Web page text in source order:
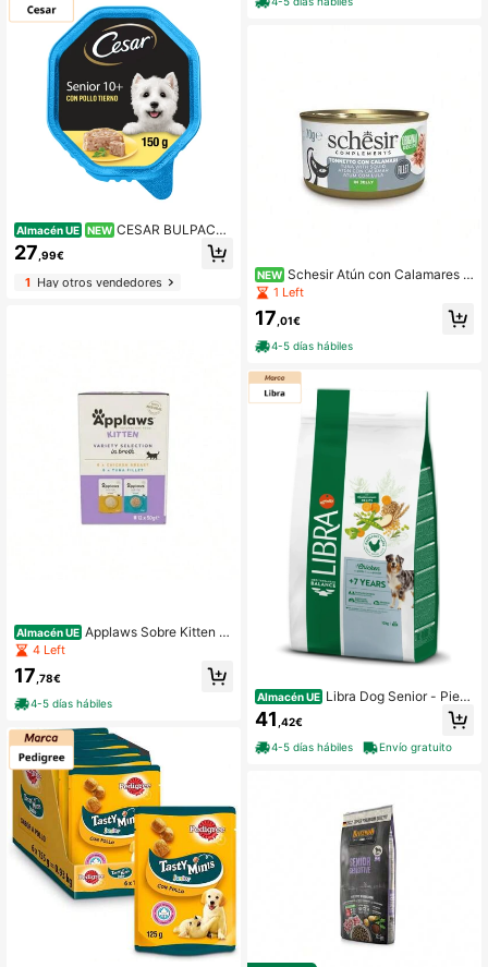
Almacén UE NEW CESAR BULPACK
SENIOR 10+ 28 paquetes
27 ,99€
1Hay otros vendedores
Almacén UE Applaws Sobre Kitten S
elección en Caldo para Gatos - 12 x
50 g
4 Left
17,78€
4-5 días hábiles
NEW Schesir Atún con Calamares e
n Gelatina - Comida Humeda Comp
lementaria para Gatos - 70 g
1 Left
17,01€
4-5 días hábiles
Almacén UE Libra Dog Senior - Piens
o para Perros Mayores de 7 Años -
12 Kg
41 ,42€
4-5 días hábiles
Envío gratuito